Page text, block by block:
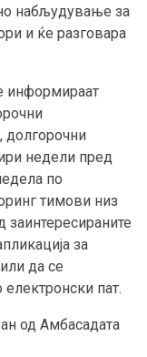
набљудување за
и ќе разговара
информираат
долгорочни
недели пред
по
тимови низ
за
да се
пат.
од Амбасадата